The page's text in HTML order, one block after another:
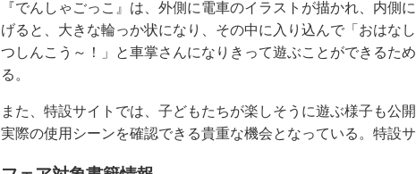
『でんしゃごっこ』は、外側に電車のイラストが描かれ、内
げると、大きな輪っか状になり、その中に入り込んで「おはな
つしんこう～！」と車掌さんになりきって遊ぶことができるた
る。
また、特設サイトでは、子どもたちが楽しそうに遊ぶ様子も公
実際の使用シーンを確認できる貴重な機会となっている。特設サ